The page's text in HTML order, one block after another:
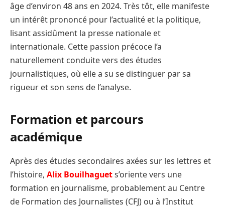
âge d’environ 48 ans en 2024. Très tôt, elle manifeste
un intérêt prononcé pour l’actualité et la politique,
lisant assidûment la presse nationale et
internationale. Cette passion précoce l’a
naturellement conduite vers des études
journalistiques, où elle a su se distinguer par sa
rigueur et son sens de l’analyse.
Formation et parcours
académique
Après des études secondaires axées sur les lettres et
l’histoire, Alix Bouilhaguets’oriente vers une
formation en journalisme, probablement au Centre
de Formation des Journalistes (CFJ) ou à l’Institut